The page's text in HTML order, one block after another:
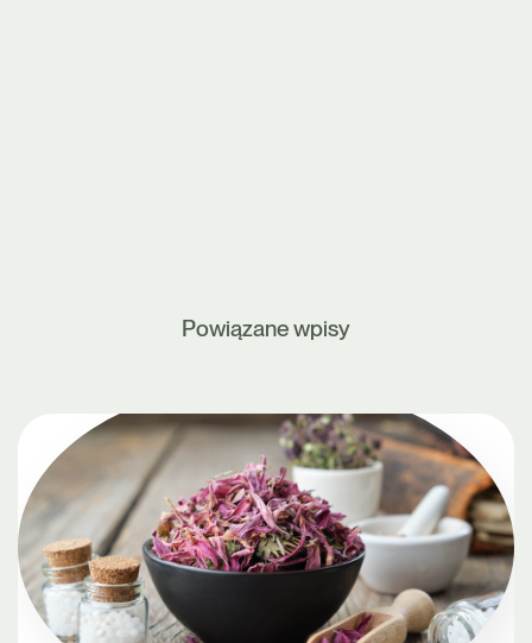
Powiązane wpisy